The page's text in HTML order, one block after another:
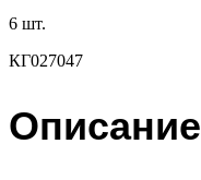
6 шт.
КГ027047
Описание